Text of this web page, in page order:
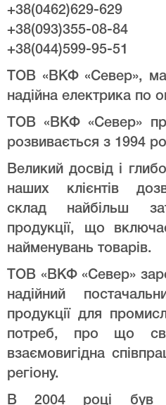
+38(0462)629-629
+38(093)355-08-84
+38(044)599-95-51
ТОВ «ВКФ «Север»,
надійна електрика по
ТОВ «ВКФ «Север»
розвивається з 1994
Великий досвід і
наших клієнтів
склад найбільш
продукції, що
найменувань товарів.
ТОВ «ВКФ «Север»
надійний
продукції для
потреб, про що
взаємовигідна
регіону.
В 2004 році був